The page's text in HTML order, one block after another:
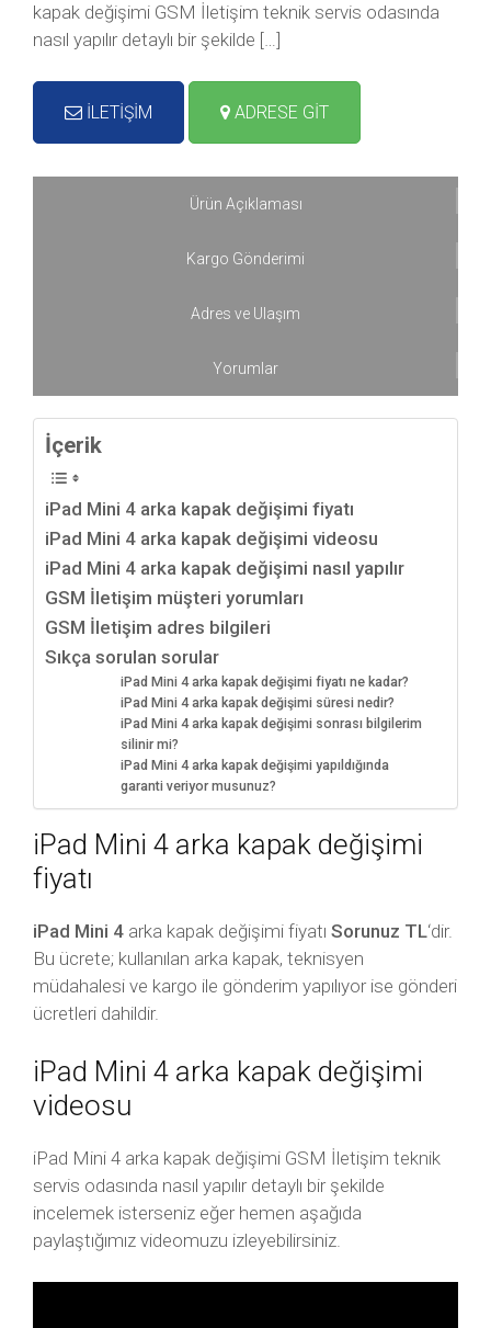
kapak değişimi GSM İletişim teknik servis odasında
nasıl yapılır detaylı bir şekilde […]
İLETİŞİM ADRESE GİT
Ürün Açıklaması
Kargo Gönderimi
Adres ve Ulaşım
Yorumlar
İçerik
iPad Mini 4 arka kapak değişimi fiyatı
iPad Mini 4 arka kapak değişimi videosu
iPad Mini 4 arka kapak değişimi nasıl yapılır
GSM İletişim müşteri yorumları
GSM İletişim adres bilgileri
Sıkça sorulan sorular
iPad Mini 4 arka kapak değişimi fiyatı ne kadar?
iPad Mini 4 arka kapak değişimi süresi nedir?
iPad Mini 4 arka kapak değişimi sonrası bilgilerim
silinir mi?
iPad Mini 4 arka kapak değişimi yapıldığında
garanti veriyor musunuz?
iPad Mini 4 arka kapak değişimi
fiyatı
iPad Mini 4 arka kapak değişimi fiyatı Sorunuz TL‘dir.
Bu ücrete; kullanılan arka kapak, teknisyen
müdahalesi ve kargo ile gönderim yapılıyor ise gönderi
ücretleri dahildir.
iPad Mini 4 arka kapak değişimi
videosu
iPad Mini 4 arka kapak değişimi GSM İletişim teknik
servis odasında nasıl yapılır detaylı bir şekilde
incelemek isterseniz eğer hemen aşağıda
paylaştığımız videomuzu izleyebilirsiniz.